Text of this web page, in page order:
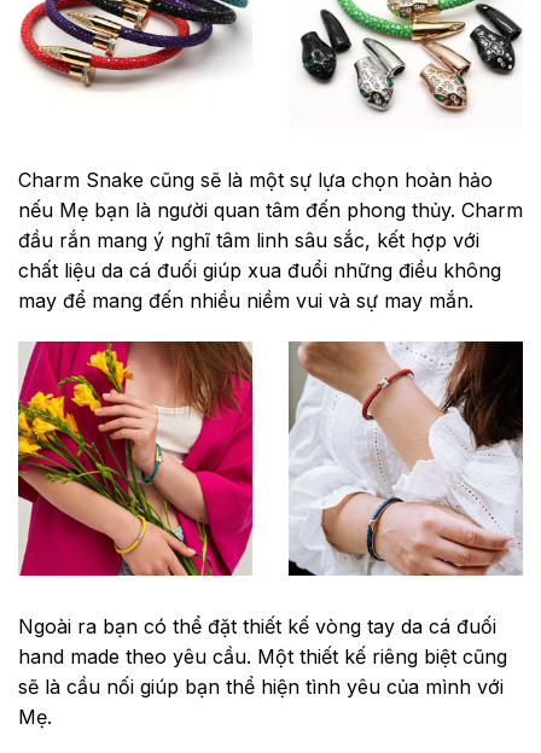
Charm Snake cũng sẽ là một sự lựa chọn hoàn hảo
nếu Mẹ bạn là người quan tâm đến phong thủy. Charm
đầu rắn mang ý nghĩ tâm linh sâu sắc, kết hợp với
chất liệu da cá đuối giúp xua đuổi những điều không
may để mang đến nhiều niềm vui và sự may mắn.
Ngoài ra bạn có thể đặt thiết kế vòng tay da cá đuối
hand made theo yêu cầu. Một thiết kế riêng biệt cũng
sẽ là cầu nối giúp bạn thể hiện tình yêu của mình với
Mẹ.